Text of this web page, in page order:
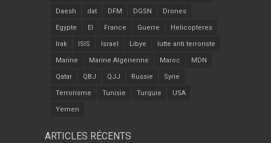
Daesh dat DFM DGSN Drones
Egypte EI France Guerre Helicopteres
Irak ISIS Israel Libye lutte anti terroriste
Marine Marine Algérienne Maroc MDN
Qatar QBJ QJJ Russie Syrie
Terrorisme Tunisie Turquie USA
Yemen
ARTICLES RÉCENTS